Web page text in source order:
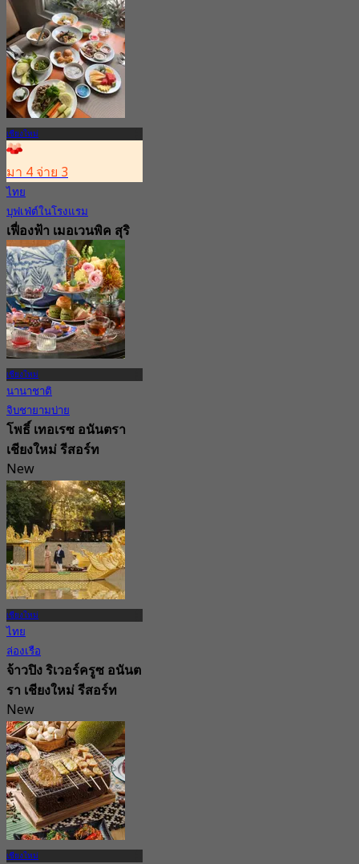
จาก฿ 416.66
เชียงใหม่
มา 4 จ่าย 3
ไทย
บุฟเฟ่ต์ในโรงแรม
เฟื่องฟ้า เมอเวนพิค สุริ
วงศ์ (เชียงใหม่)
4.4
130 การจอง
จาก฿ 262.5
เชียงใหม่
นานาชาติ
จิบชายามบ่าย
โพธิ์ เทอเรซ อนันตรา
เชียงใหม่ รีสอร์ท
New
4.6
จาก฿ 1,056.5
เชียงใหม่
ไทย
ล่องเรือ
จ้าวปิง ริเวอร์ครูซ อนันต
รา เชียงใหม่ รีสอร์ท
New
4.9
จาก฿ 1,168.5
เชียงใหม่